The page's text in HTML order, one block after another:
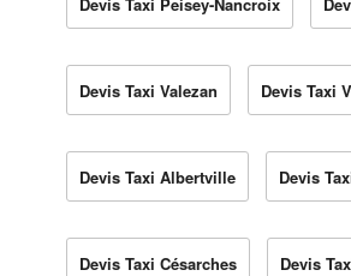
Devis Taxi Valezan Devis Taxi
Devis Taxi Albertville Devis
Devis Taxi Césarches Devis